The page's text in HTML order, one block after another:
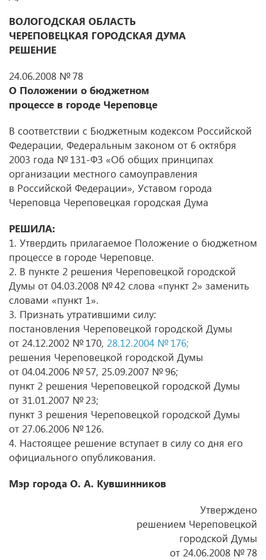
ВОЛОГОДСКАЯ ОБЛАСТЬ
ЧЕРЕПОВЕЦКАЯ ГОРОДСКАЯ ДУМА
РЕШЕНИЕ
24.06.2008 № 78
О Положении о бюджетном
процессе в городе Череповце
В соответствии с Бюджетным кодексом Российской
Федерации, Федеральным законом от 6 октября
2003 года № 131-ФЗ «Об общих принципах
организации местного самоуправления
в Российской Федерации», Уставом города
Череповца Череповецкая городская Дума
РЕШИЛА:
1. Утвердить прилагаемое Положение о бюджетном
процессе в городе Череповце.
2. В пункте 2 решения Череповецкой городской
Думы от 04.03.2008 № 42 слова «пункт 2» заменить
словами «пункт 1».
3. Признать утратившими силу:
постановления Череповецкой городской Думы
от 24.12.2002 № 170, 28.12.2004 № 176;
решения Череповецкой городской Думы
от 04.04.2006 № 57, 25.09.2007 № 96;
пункт 2 решения Череповецкой городской Думы
от 31.01.2007 № 23;
пункт 3 решения Череповецкой городской Думы
от 27.06.2006 № 126.
4. Настоящее решение вступает в силу со дня его
официального опубликования.
Мэр города О. А. Кувшинников
Утверждено
решением Череповецкой
городской Думы
от 24.06.2008 № 78